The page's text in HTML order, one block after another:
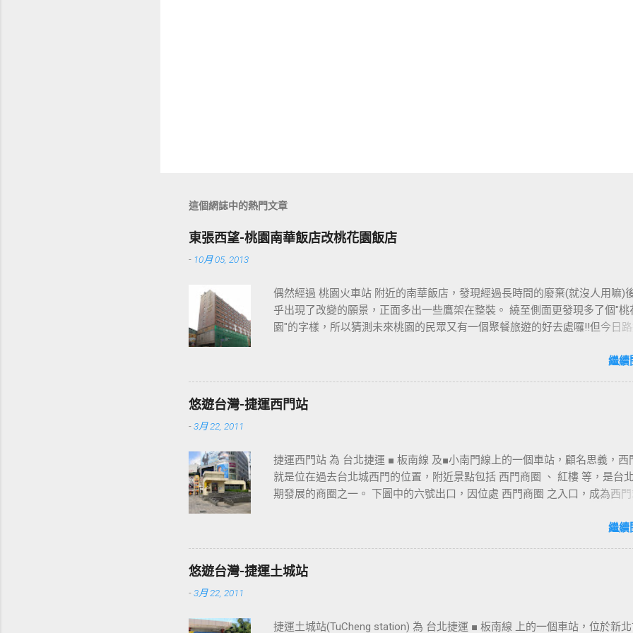
這個網誌中的熱門文章
東張西望-桃園南華飯店改桃花園飯店
- 10月 05, 2013
偶然經過 桃園火車站 附近的南華飯店，發現經過長時間的廢棄(就沒人用嘛)
乎出現了改變的願景，正面多出一些鷹架在整裝。 繞至側面更發現多了個"桃
園"的字樣，所以猜測未來桃園的民眾又有一個聚餐旅遊的好去處囉!!但今日路
繼續
悠遊台灣-捷運西門站
-3月 22, 2011
捷運西門站 為 台北捷運 ■ 板南線 及■小南門線上的一個車站，顧名思義，西
就是位在過去台北城西門的位置，附近景點包括 西門商圈 、 紅樓 等，是台
期發展的商圈之一。 下圖中的六號出口，因位處 西門商圈 之入口，成為西門
西門站六號出口&西門町商圈 板南線上車站 [ 永寧站 ] - [ 土城站 ] - [ 海山站 ]
] - [ 台北車站 ] - [ 善導寺站 ] - [ 忠孝新生站 ] - [ 忠孝復興站 ] - [ 忠孝敦化站 ]
父紀念館站 ] - [ 市政府站 ] - [ 永春站 ] - [ 後山埤站 ] - [ 昆陽站 ] - [ 南港站 ] - [
繼續
悠遊台灣-捷運土城站
-3月 22, 2011
捷運土城站(TuCheng station) 為 台北捷運 ■ 板南線 上的一個車站，位於新